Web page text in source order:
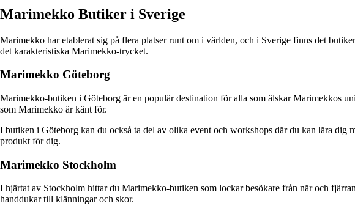
Marimekko Butiker i Sverige
Marimekko har etablerat sig på flera platser runt om i världen, och i Sverige finns det
det karakteristiska Marimekko-trycket.
Marimekko Göteborg
Marimekko-butiken i Göteborg är en populär destination för alla som älskar Marimekkos
som Marimekko är känt för.
I butiken i Göteborg kan du också ta del av olika event och workshops där du kan lära
produkt för dig.
Marimekko Stockholm
I hjärtat av Stockholm hittar du Marimekko-butiken som lockar besökare från när och
handdukar till klänningar och skor.